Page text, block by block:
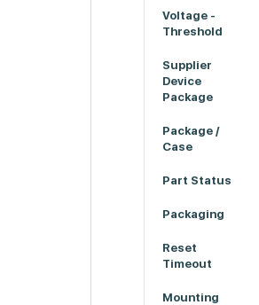
Voltage -
Threshold
Supplier
Device
Package
Package /
Case
Part Status
Packaging
Reset
Timeout
Mounting